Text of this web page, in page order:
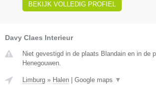
BEKIJK VOLLEDIG PROFIEL
Davy Claes Interieur
Niet gevestigd in de plaats Blandain en in de
Henegouwen.
Limburg » Halen Google maps ▼